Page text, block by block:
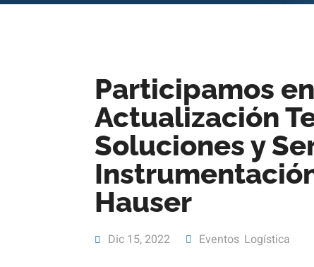
Participamos
Actualización
Soluciones y
Hauser
Dic 15, 2022 Eventos Logística